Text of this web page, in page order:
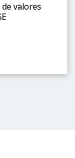
valores